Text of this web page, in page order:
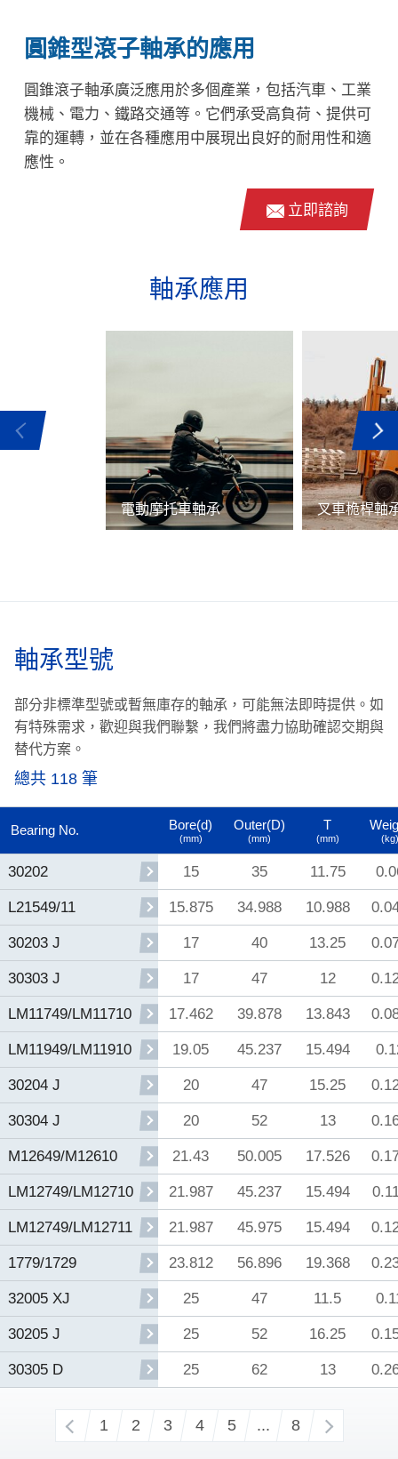
圓錐型滾子軸承的應用
圓錐滾子軸承廣泛應用於多個產業，包括汽車、工業
機械、電力、鐵路交通等。它們承受高負荷、提供可
靠的運轉，並在各種應用中展現出良好的耐用性和適
應性。
立即諮詢
軸承應用
電動摩托車軸承 叉車桅桿軸
軸承型號
部分非標準型號或暫無庫存的軸承，可能無法即時提供。 如
有特殊需求，歡迎與我們聯繫，我們將盡力協助確認交期與
替代方案。
總共 118 筆
Bearing No. Bore(d)
(mm)
Outer(D)
(mm)
T
(mm) (kg)
30202 15 35 11.75
L21549/11 15.875 34.988 10.988
30203 J 17 40 13.25
30303 J 17 47 12
LM11749/LM11710 17.462 39.878 13.843
LM11949/LM11910 19.05 45.237 15.494
30204 J 20 47 15.25
30304 J 20 52 13
M12649/M12610 21.43 50.005 17.526
LM12749/LM12710 21.987 45.237 15.494
LM12749/LM12711 21.987 45.975 15.494
1779/1729 23.812 56.896 19.368
32005 XJ 25 47 11.5
30205 J 25 52 16.25
30305 D 25 62 13
‹ 1 2 3 4 5 ... 8 ›